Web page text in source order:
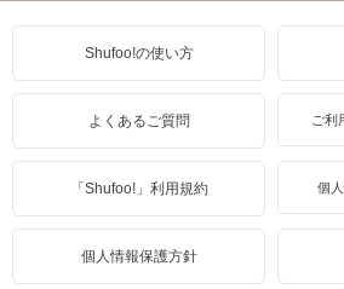
Shufoo!の使い方
よくあるご質問 ご利
「Shufoo!」利用規約 個
個人情報保護方針